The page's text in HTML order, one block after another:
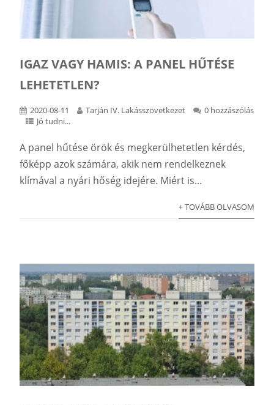
IGAZ VAGY HAMIS: A PANEL HŰTÉSE
LEHETETLEN?
2020-08-11 Tarján IV. Lakásszövetkezet
0 hozzászólás
Jó tudni...
A panel hűtése örök és megkerülhetetlen kérdés,
főképp azok számára, akik nem rendelkeznek
klímával a nyári hőség idejére. Miért is...
+ TOVÁBB OLVASOM